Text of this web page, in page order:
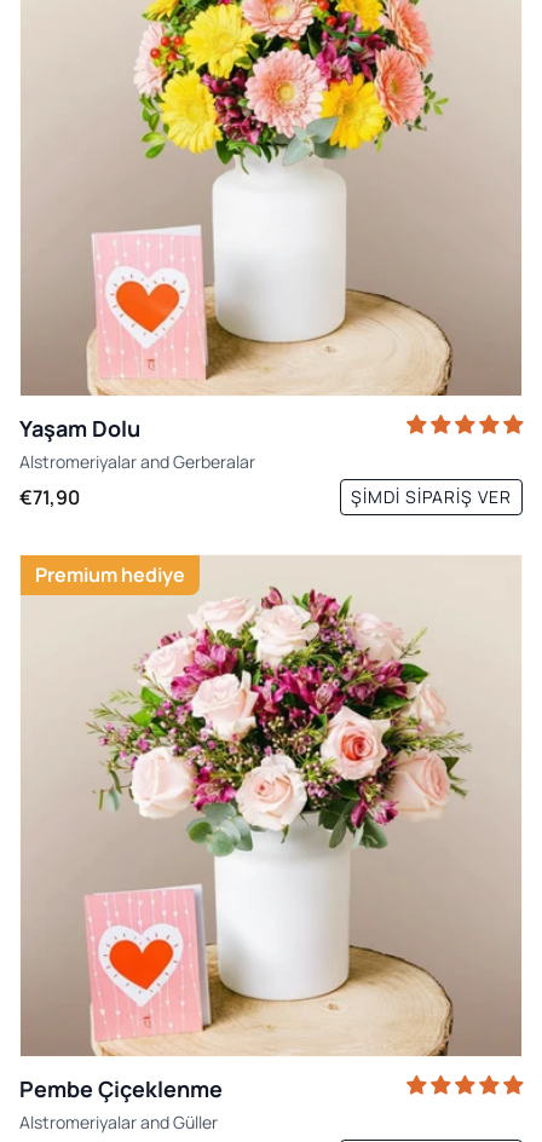
Yaşam Dolu
AlstromeriyalarandGerberalar
€71,90 ŞIMDI SIPARIŞ VER
Premium hediye
Pembe Çiçeklenme
AlstromeriyalarandGüller